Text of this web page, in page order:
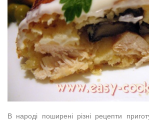
В народі поширені різні рецепти